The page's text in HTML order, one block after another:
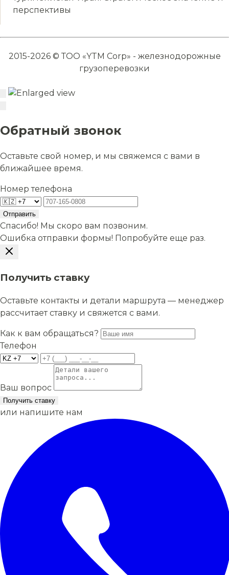
перспективы
2015-2026 © ТОО «YTM Corp» - железнодорожные
грузоперевозки
Обратный звонок
Оставьте свой номер, и мы свяжемся с вами в
ближайшее время.
Номер телефона
Отправить
Спасибо! Мы скоро вам позвоним.
Ошибка отправки формы! Попробуйте еще раз.
Получить ставку
Оставьте контакты и детали маршрута — менеджер
рассчитает ставку и свяжется с вами.
Как к вам обращаться?
Телефон
Ваш вопрос
Получить ставку
или напишите нам